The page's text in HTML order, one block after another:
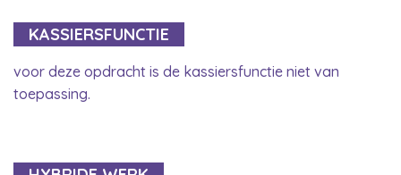
KASSIERSFUNCTIE
voor deze opdracht is de kassiersfunctie niet van
toepassing.